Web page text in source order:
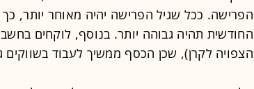
הפרישה. ככל שגיל הפרישה יהיה מאוחר יותר,
החודשית תהיה גבוהה יותר. בנוסף, לוקחים
הצפויה לקרן), שכן הכסף ממשיך לעבוד